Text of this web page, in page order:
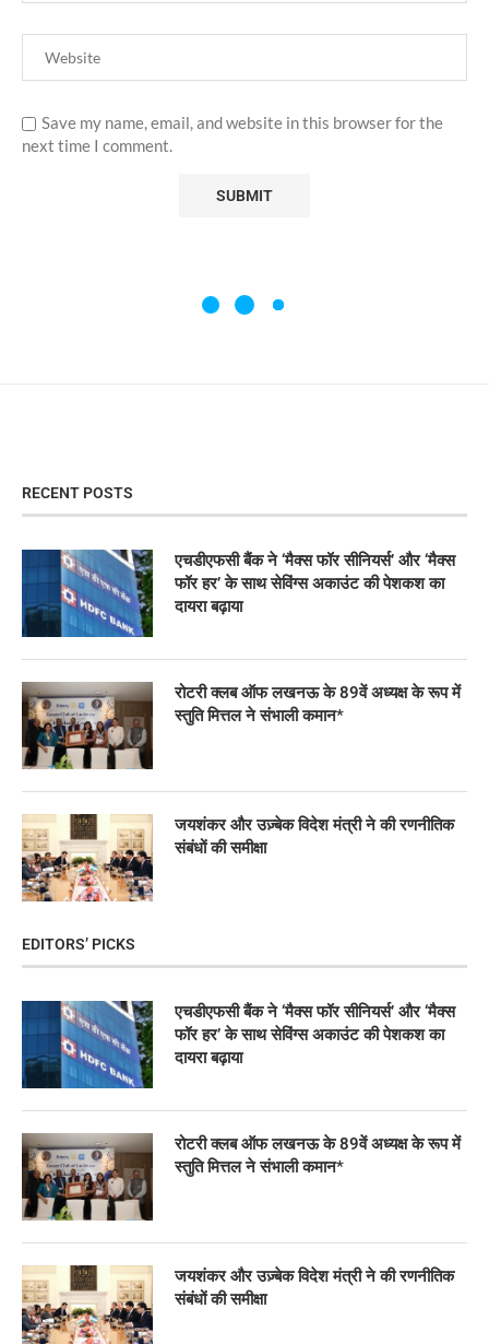
Save my name, email, and website in this browser for the
next time I comment.
RECENT POSTS
एचडीएफसी बैंक ने ‘मैक्स फॉर सीनियर्स’ और ‘मैक्स
फॉर हर’ के साथ सेविंग्स अकाउंट की पेशकश का
दायरा बढ़ाया
रोटरी क्लब ऑफ लखनऊ के 89वें अध्यक्ष के रूप में
स्तुति मित्तल ने संभाली कमान*
जयशंकर और उज़्बेक विदेश मंत्री ने की रणनीतिक
संबंधों की समीक्षा
EDITORS’ PICKS
एचडीएफसी बैंक ने ‘मैक्स फॉर सीनियर्स’ और ‘मैक्स
फॉर हर’ के साथ सेविंग्स अकाउंट की पेशकश का
दायरा बढ़ाया
रोटरी क्लब ऑफ लखनऊ के 89वें अध्यक्ष के रूप में
स्तुति मित्तल ने संभाली कमान*
जयशंकर और उज़्बेक विदेश मंत्री ने की रणनीतिक
संबंधों की समीक्षा